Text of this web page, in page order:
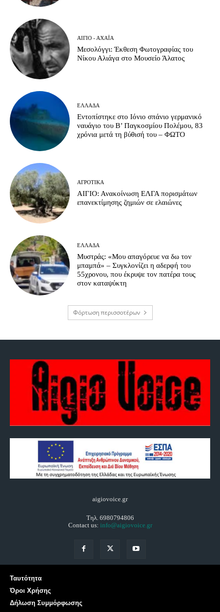
ΑΊΓΙΟ - ΑΧΑΪ́Α
Μεσολόγγι: Έκθεση Φωτογραφίας του
Νίκου Αλιάγα στο Μουσείο Άλατος
ΕΛΛΆΔΑ
Εντοπίστηκε στο Ιόνιο σπάνιο γερμανικό
ναυάγιο του Β’ Παγκοσμίου Πολέμου, 83
χρόνια μετά τη βύθισή του – ΦΩΤΟ
ΑΓΡΟΤΙΚΆ
ΑΙΓΙΟ: Ανακοίνωση ΕΛΓΑ πορισμάτων
επανεκτίμησης ζημιών σε ελαιώνες
ΕΛΛΆΔΑ
Μυστράς: «Μου απαγόρευε να δω τον
μπαμπά» – Συγκλονίζει η αδερφή του
55χρονου, που έκρυψε τον πατέρα τους
στον καταψύκτη
Φόρτωση περισσοτέρων
aigiovoice.gr
Τηλ. 6980794806
Contact us: info@aigiovoice.gr
Ταυτότητα
Όροι Χρήσης
Δήλωση Συμμόρφωσης